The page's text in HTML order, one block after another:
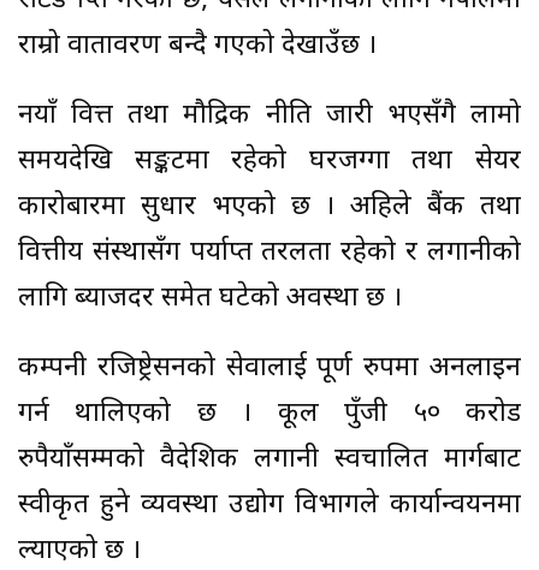
राम्रो वातावरण बन्दै गएको देखाउँछ ।
नयाँ वित्त तथा मौद्रिक नीति जारी भएसँगै लामो
समयदेखि सङ्कटमा रहेको घरजग्गा तथा सेयर
कारोबारमा सुधार भएको छ । अहिले बैंक तथा
वित्तीय संस्थासँग पर्याप्त तरलता रहेको र लगानीको
लागि ब्याजदर समेत घटेको अवस्था छ ।
कम्पनी रजिष्ट्रेसनको सेवालाई पूर्ण रुपमा अनलाइन
गर्न थालिएको छ । कूल पुँजी ५० करोड
रुपैयाँसम्मको वैदेशिक लगानी स्वचालित मार्गबाट
स्वीकृत हुने व्यवस्था उद्योग विभागले कार्यान्वयनमा
ल्याएको छ ।